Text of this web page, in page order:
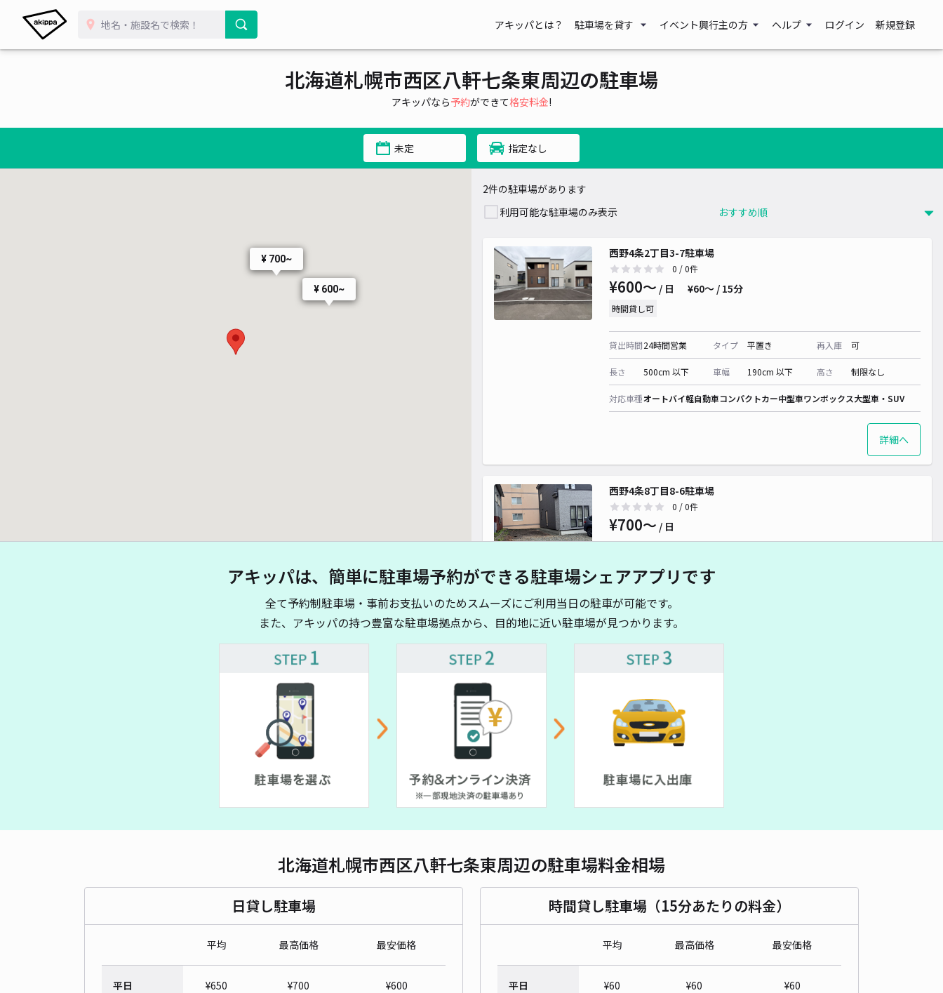
アキッパとは？ 駐車場を貸す イベント興行主の方 ヘルプ ログイン 新規登録
北海道札幌市西区八軒七条東周辺の駐車場
アキッパなら予約ができて格安料金!
未定 指定なし
¥ 600~
¥ 700~
2件の駐車場があります
利用可能な駐車場のみ表示
西野4条2丁目3-7駐車場
0 / 0件
¥600〜 / 日 ¥60〜 / 15分
時間貸し可
貸出時間24時間営業 タイプ 平置き 再入庫 可
長さ 500cm 以下 車幅 190cm 以下 高さ 制限なし
対応車種オートバイ軽自動車コンパクトカー中型車ワンボックス大型車・SUV
詳細へ
西野4条8丁目8-6駐車場
0 / 0件
¥700〜 / 日
貸出時間 24時間営業
長さ 500cm 以下
アキッパは、簡単に駐車場予約ができる駐車場シェアアプリです
全て予約制駐車場・事前お支払いのためスムーズにご利用当日の駐車が可能です。
また、アキッパの持つ豊富な駐車場拠点から、目的地に近い駐車場が見つかります。
北海道札幌市西区八軒七条東周辺の駐車場料金相場
日貸し駐車場
平均 最高価格 最安価格
平日 ¥650 ¥700 ¥600
時間貸し駐車場（15分あたりの料金）
平均 最高価格 最安価格
平日 ¥60 ¥60 ¥60